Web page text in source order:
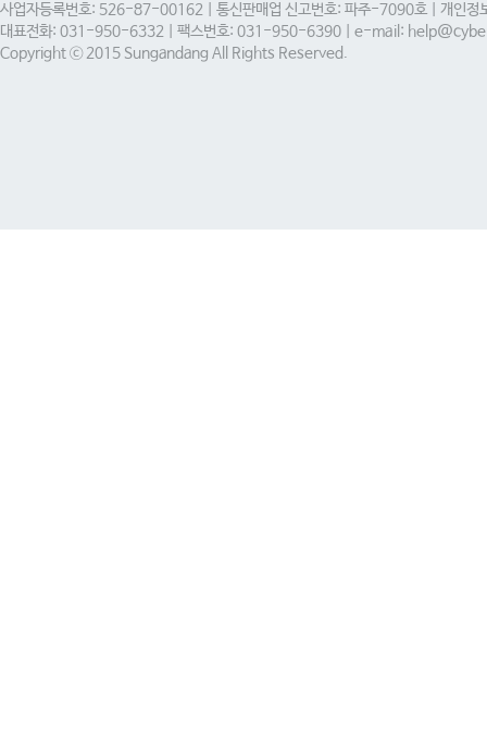
사업자등록번호: 526-87-00162 | 통신판매업 신고번호: 파주-7090호 | 개인정
대표전화: 031-950-6332 | 팩스번호: 031-950-6390 | e-mail:
Copyright ⓒ 2015 Sungandang All Rights Reserved.